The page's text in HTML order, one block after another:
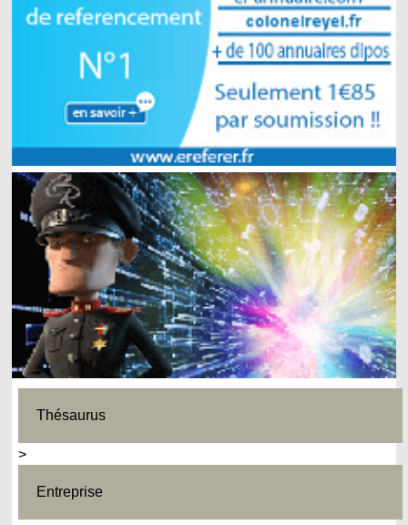
Thésaurus
>
Entreprise